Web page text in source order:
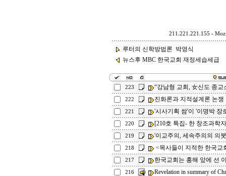
211.221.221.155 -
루터의 신학방법론 박영식
뉴스후 MBC 한국교회 재정세습세급
223 “강남형 교회, 女신도 종교
222 진화론과 지적설계론 논쟁
221 '시사기획 쌈'이 '이명박 장
220 [210호 특집- 한 창조과학
219 '이교주의, 세속주의의 의
218 <목사들이 지적한 한국교
217 한국교회는 홍해 앞에 선
216 Revelation in summary of